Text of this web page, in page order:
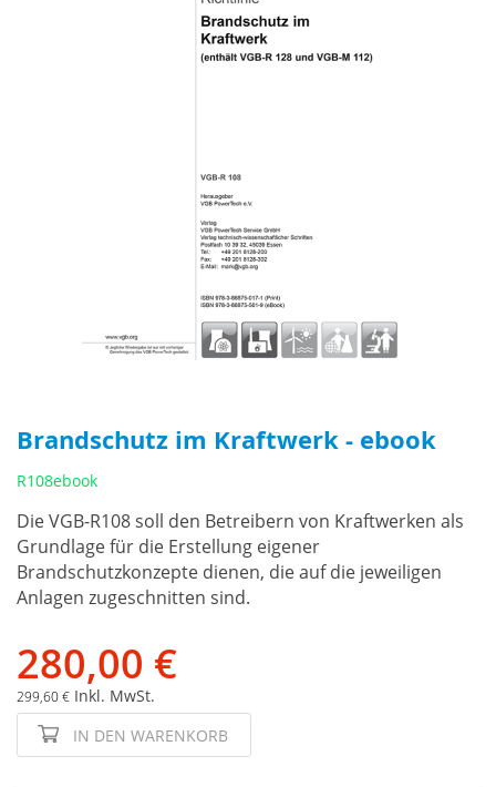
Brandschutz im Kraftwerk - ebook
R108ebook
Die VGB-R108 soll den Betreibern von Kraftwerken als
Grundlage für die Erstellung eigener
Brandschutzkonzepte dienen, die auf die jeweiligen
Anlagen zugeschnitten sind.
280,00 €
299,60 € Inkl. MwSt.
IN DEN WARENKORB